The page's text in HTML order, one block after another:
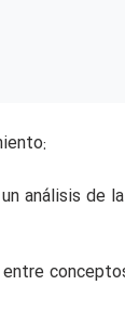
análisis de la